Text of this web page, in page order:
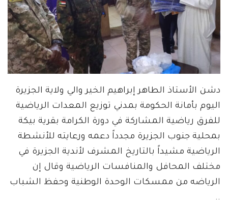
دشن الأستاذ الطاهر إبراهيم الخير والي ولاية الجزيرة
اليوم بأمانة الحكومة بمدني توزيع المعدات الرياضية
للفرق رياضية المشاركة في دورة الكرامة بقرية بيكة
بمحلية جنوب الجزيرة مجدداً دعمه ورعايته للأنشطة
الرياضية مشيداً بالتاريخ المشرف لأندية الجزيرة في
مختلف المحافل والمنافسات الرياضية وقال إن
الرياضه من ممسكات الوحدة الوطنية وحفظ الشباب
..